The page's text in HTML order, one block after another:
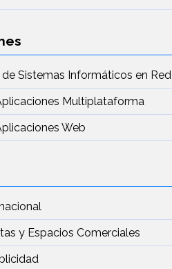
Sistemas Informáticos en Red
Multiplataforma
Web
y Espacios Comerciales